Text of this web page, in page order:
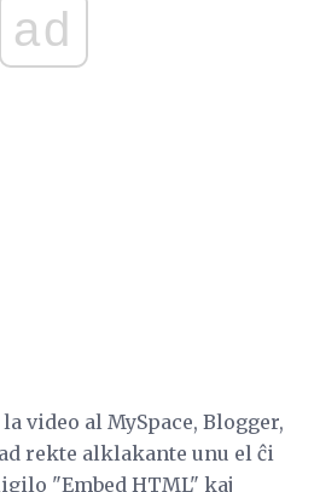
ad
video al MySpace, Blogger,
rekte alklakante unu el ĉi
"Embed HTML" kaj